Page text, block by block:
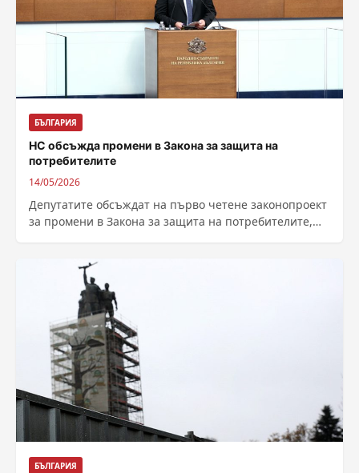
БЪЛГАРИЯ
НС обсъжда промени в Закона за защита на
потребителите
14/05/2026
Депутатите обсъждат на първо четене законопроект
за промени в Закона за защита на потребителите,
БЪЛГАРИЯ